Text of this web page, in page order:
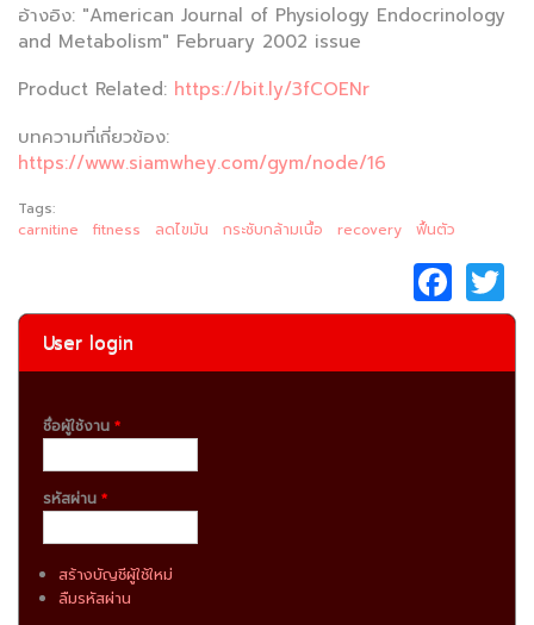
อ้างอิง: "American Journal of Physiology Endocrinology
and Metabolism" February 2002 issue
Product Related: https://bit.ly/3fCOENr
บทความที่เกี่ยวข้อง:
https://www.siamwhey.com/gym/node/16
Tags:
carnitine
fitness ลดไขมัน กระชับกล้ามเนื้อ recovery ฟื้นตัว
F
a
c
User login
ชื่อผู้ใช้งาน *
รหัสผ่าน *
สร้างบัญชีผู้ใช้ใหม่
ลืมรหัสผ่าน